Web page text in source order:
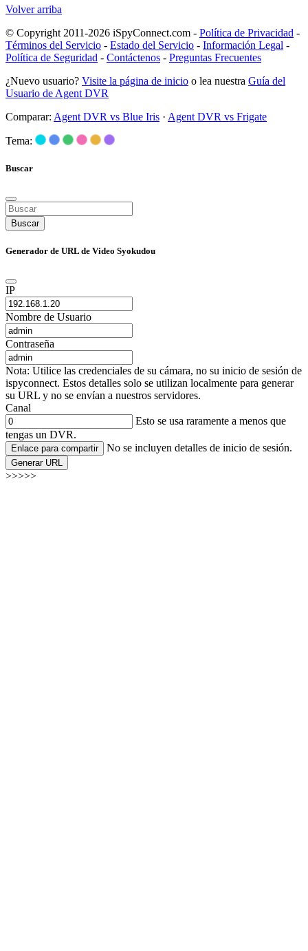
Volver arriba
© Copyright 2011-2026 iSpyConnect.com - Política de Privacidad -
Términos del Servicio - Estado del Servicio - Información Legal -
Política de Seguridad - Contáctenos - Preguntas Frecuentes
¿Nuevo usuario? Visite la página de inicio o lea nuestra Guía del
Usuario de Agent DVR
Comparar: Agent DVR vs Blue Iris · Agent DVR vs Frigate
Tema:
Buscar
Buscar
Generador de URL de Video Syokudou
IP
Nombre de Usuario
Contraseña
Nota: Utilice las credenciales de su cámara, no su inicio de sesión de
ispyconnect. Estos detalles solo se utilizan localmente para generar
su URL y no se envían a nuestros servidores.
Canal
Esto se usa raramente a menos que
tengas un DVR.
Enlace para compartir No se incluyen detalles de inicio de sesión.
Generar URL
>>>>>